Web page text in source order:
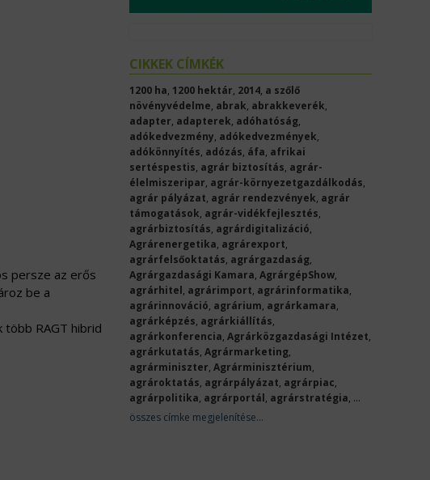
persze az erős
be a
több RAGT hibrid
CIKKEK CÍMKÉK
1200 ha, 1200 hektár, 2014, a szőlő
növényvédelme, abrak, abrakkeverék,
adapter, adapterek, adóhatóság,
adókedvezmény, adókedvezmények,
adókönnyítés, adózás, áfa, afrikai
sertéspestis, agrár biztosítás, agrár-
élelmiszeripar, agrár-környezetgazdálkodás,
agrár pályázat, agrár rendezvények, agrár
támogatások, agrár-vidékfejlesztés,
agrárbiztosítás, agrárdigitalizáció,
Agrárenergetika, agrárexport,
agrárfelsőoktatás, agrárgazdaság,
Agrárgazdasági Kamara, AgrárgépShow,
agrárhitel, agrárimport, agrárinformatika,
agrárinnováció, agrárium, agrárkamara,
agrárképzés, agrárkiállítás,
agrárkonferencia, Agrárközgazdasági Intézet,
agrárkutatás, Agrármarketing,
agrárminiszter, Agrárminisztérium,
agrároktatás, agrárpályázat, agrárpiac,
agrárpolitika, agrárportál, agrárstratégia, ...
összes címke megjelenítése...